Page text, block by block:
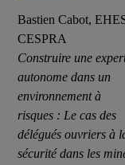
Bastien Cabot,
CESPRA
Construire une
autonome dans un
environnement à
risques : Le cas des
délégués ouvriers à
sécurité dans les